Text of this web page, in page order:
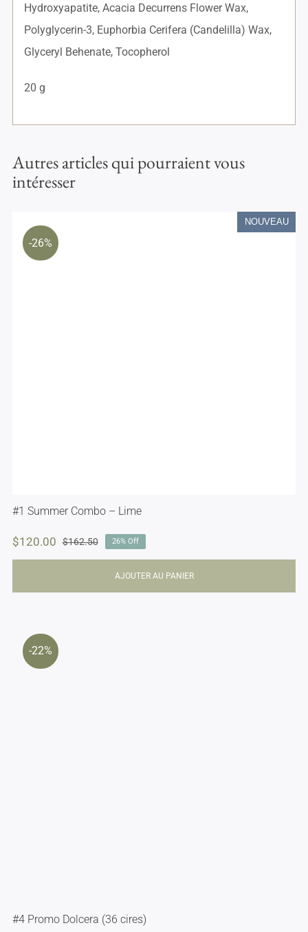
Hydroxyapatite, Acacia Decurrens Flower Wax,
Polyglycerin-3, Euphorbia Cerifera (Candelilla) Wax,
Glyceryl Behenate, Tocopherol
20 g
Autres articles qui pourraient vous
intéresser
-26%
NOUVEAU
#1 Summer Combo – Lime
$162.50Le
prix
initial
$120.00
Le
prix
actuel
26% Off
AJOUTER AU PANIER
-22%
#4 Promo Dolcera (36 cires)